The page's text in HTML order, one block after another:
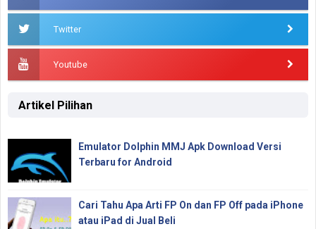
Twitter
Youtube
Artikel Pilihan
Emulator Dolphin MMJ Apk Download Versi
Terbaru for Android
Cari Tahu Apa Arti FP On dan FP Off pada iPhone
atau iPad di Jual Beli